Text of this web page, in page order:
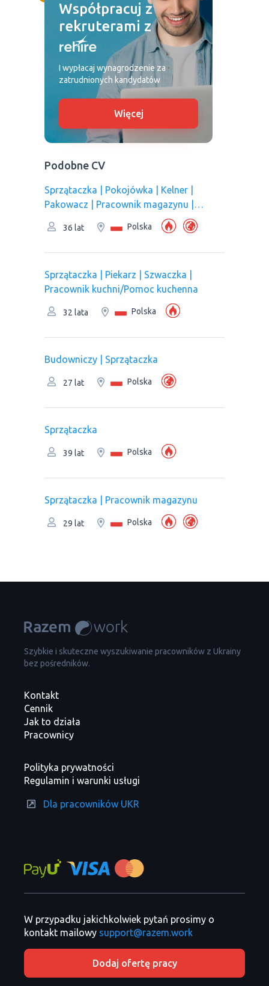
Współpracuj z
rekruterami z
I wypłacaj wynagrodzenie za
zatrudnionych kandydatów
Więcej
Podobne CV
Sprzątaczka | Pokojówka | Kelner |
Pakowacz | Рracownik magazynu |
Pracownik kuchni/Pomoc kuchenna |
Pracownik produkcji | Оperator linii
36 lat Polska
Sprzątaczka | Piekarz | Szwaczka |
Pracownik kuchni/Pomoc kuchenna
32 lata Polska
Budowniczy | Sprzątaczka
27 lat Polska
Sprzątaczka
39 lat Polska
Sprzątaczka | Рracownik magazynu
29 lat Polska
Szybkie i skuteczne wyszukiwanie pracowników z Ukrainy
bez pośredników.
Kontakt
Cennik
Jak to działa
Pracownicy
Polityka prywatności
Regulamin i warunki usługi
Dla pracowników UKR
W przypadku jakichkolwiek pytań prosimy o
kontakt mailowy support@razem.work
Dodaj ofertę pracy